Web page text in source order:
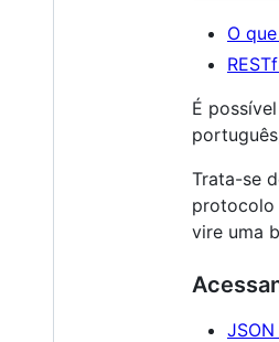
O
É
Trata-se
protocolo
vire uma